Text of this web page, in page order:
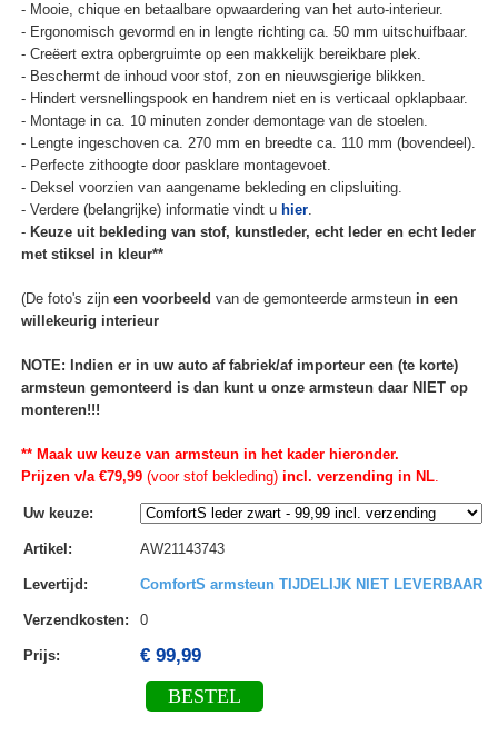
- Mooie, chique en betaalbare opwaardering van het auto-interieur.
- Ergonomisch gevormd en in lengte richting ca. 50 mm uitschuifbaar.
- Creëert extra opbergruimte op een makkelijk bereikbare plek.
- Beschermt de inhoud voor stof, zon en nieuwsgierige blikken.
- Hindert versnellingspook en handrem niet en is verticaal opklapbaar.
- Montage in ca. 10 minuten zonder demontage van de stoelen.
- Lengte ingeschoven ca. 270 mm en breedte ca. 110 mm (bovendeel).
- Perfecte zithoogte door pasklare montagevoet.
- Deksel voorzien van aangename bekleding en clipsluiting.
- Verdere (belangrijke) informatie vindt u hier.
- Keuze uit bekleding van stof, kunstleder, echt leder en echt leder
met stiksel in kleur**
(De foto's zijn een voorbeeld van de gemonteerde armsteun in een
willekeurig interieur
NOTE: Indien er in uw auto af fabriek/af importeur een (te korte)
armsteun gemonteerd is dan kunt u onze armsteun daar NIET op
monteren!!!
** Maak uw keuze van armsteun in het kader hieronder.
Prijzen v/a €79,99(voor stof bekleding)incl. verzending in NL.
Uw keuze:
Artikel : AW21143743
Levertijd : ComfortS armsteun TIJDELIJK NIET LEVERBAAR
Verzendkosten: 0
Prijs: € 99,99
BESTEL